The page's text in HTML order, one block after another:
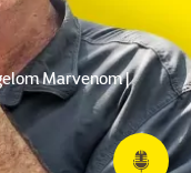
Marvenom |